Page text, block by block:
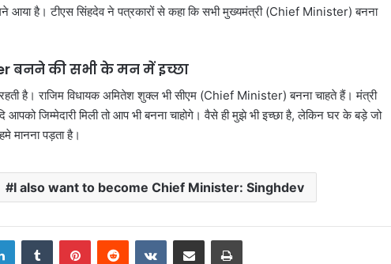
आया है। टीएस सिंहदेव ने पत्रकारों से कहा कि सभी मुख्यमंत्री (Chief Minister) बनना
बनने की सभी के मन में इच्छा
है। राजिम विधायक अमितेश शुक्ल भी सीएम (Chief Minister) बनना चाहते हैं। मंत्री
आपको जिम्मेदारी मिली तो आप भी बनना चाहोगे। वैसे ही मुझे भी इच्छा है, लेकिन घर के बड़े जो
मानना पड़ता है।
I also want to become Chief Minister: Singhdev
LinkedInTumblr PinterestReddit VKontakteShare via Email Print